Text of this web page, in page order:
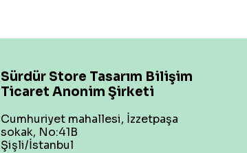
Sürdür Store Tasarım Bilişim
Ticaret Anonim Şirketi
Cumhuriyet mahallesi, İzzetpaşa
sokak, No:41B
Şişli/İstanbul